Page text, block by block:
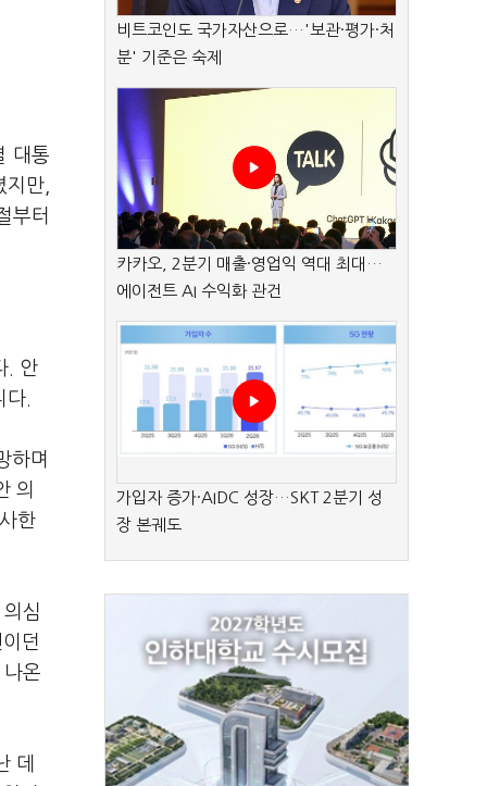
대통
만,
부터
. 안
.
하며
의
한
심
던
온
데
비트코인도 국가자산으로…'보관·평가·처
분' 기준은 숙제
카카오, 2분기 매출·영업익 역대 최대…
에이전트 AI 수익화 관건
가입자 증가·AIDC 성장…SKT 2분기 성
장 본궤도